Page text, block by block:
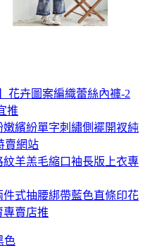
花卉圖案編織蕾絲內褲-2
推
嫩繽紛單字刺繡側襬開衩純
賣網站
紋羊羔毛縮口袖長版上衣專
件式抽腰綁帶藍色直條印花
專賣店推
色